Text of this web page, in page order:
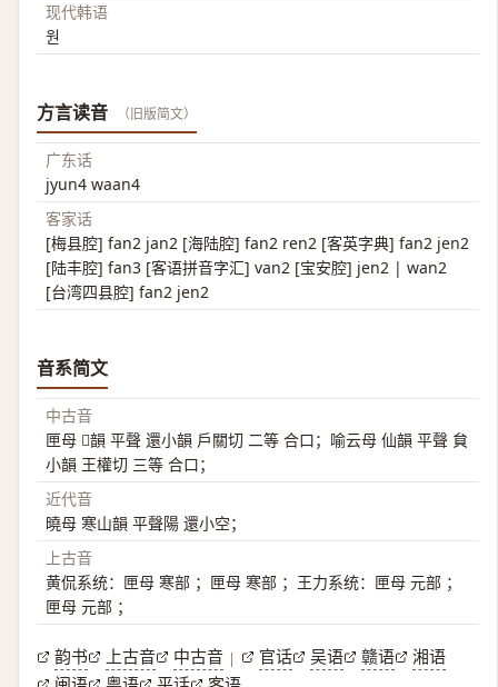
现代韩语
원
方言读音 （旧版简文）
广东话
jyun4 waan4
客家话
[梅县腔] fan2 jan2 [海陆腔] fan2 ren2 [客英字典] fan2 jen2
[陆丰腔] fan3 [客语拼音字汇] van2 [宝安腔] jen2 | wan2
[台湾四县腔] fan2 jen2
音系简文
中古音
匣母 𠜂韻 平聲 還小韻 戶關切 二等 合口；喻云母 仙韻 平聲 貟
小韻 王權切 三等 合口；
近代音
曉母 寒山韻 平聲陽 還小空；
上古音
黄侃系统：匣母 寒部 ；匣母 寒部 ；王力系统：匣母 元部 ；
匣母 元部 ；
韵书 上古音 中古音 | 官话 吴语 赣语
湘语